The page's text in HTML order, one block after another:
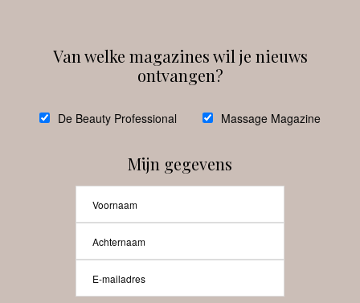
debeautyprofessional
Beauty-Pro.nl
Van welke magazines wil je nieuws
ontvangen?
De Beauty Professional Massage Magazine
Mijn gegevens